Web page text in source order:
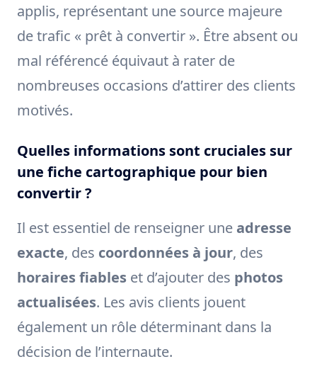
applis, représentant une source majeure
de trafic « prêt à convertir ». Être absent ou
mal référencé équivaut à rater de
nombreuses occasions d’attirer des clients
motivés.
Quelles informations sont cruciales sur
une fiche cartographique pour bien
convertir ?
Il est essentiel de renseigner une adresse
exacte, des coordonnées à jour, des
horaires fiables et d’ajouter des photos
actualisées. Les avis clients jouent
également un rôle déterminant dans la
décision de l’internaute.